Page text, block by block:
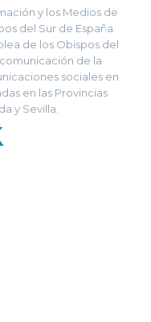
y los Medios de
del Sur de España.
de los Obispos del
de la
sociales en
en las Provincias
y Sevilla.